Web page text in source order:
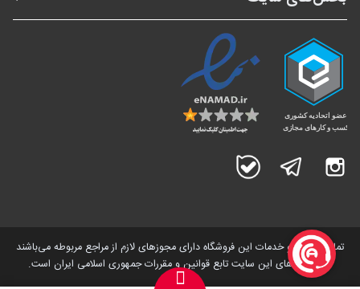
اینستاگرام تلگرام
تمامی کالاها و خدمات این فروشگاه دارای مجوز‌های لازم از مراجع مربوطه می‌باشند
و فعالیت های این سایت تابع قوانین و مقررات جمهوری اسلامی ایران است.